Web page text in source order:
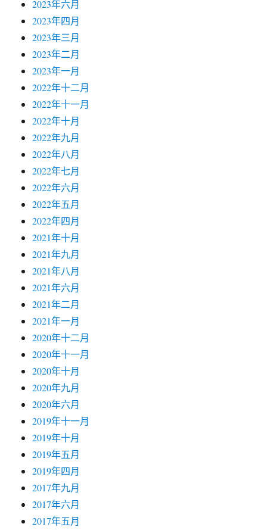
2023年六月
2023年四月
2023年三月
2023年二月
2023年一月
2022年十二月
2022年十一月
2022年十月
2022年九月
2022年八月
2022年七月
2022年六月
2022年五月
2022年四月
2021年十月
2021年九月
2021年八月
2021年六月
2021年二月
2021年一月
2020年十二月
2020年十一月
2020年十月
2020年九月
2020年六月
2019年十一月
2019年十月
2019年五月
2019年四月
2017年九月
2017年六月
2017年五月